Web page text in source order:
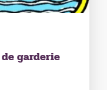
garderie